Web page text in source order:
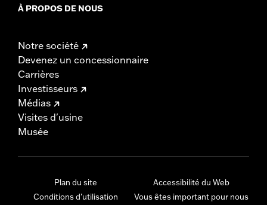
À PROPOS DE NOUS
Notre société
Devenez un concessionnaire
Carrières
Investisseurs
Médias
Visites d'usine
Musée
Plan du site
Conditions d'utilisation
Accessibilité du Web
Vous êtes important pour nous